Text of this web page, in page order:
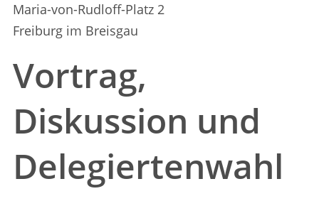
Maria-von-Rudloff-Platz 2
Freiburg im Breisgau
Vortrag,
Diskussion und
Delegiertenwahl